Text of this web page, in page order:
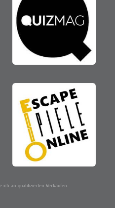
ich an qualifizierten Verkäufen.